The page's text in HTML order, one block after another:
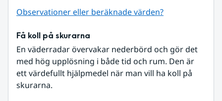
Observationer eller beräknade värden?
Få koll på skurarna
En väderradar övervakar nederbörd och gör det
med hög upplösning i både tid och rum. Den är
ett värdefullt hjälpmedel när man vill ha koll på
skurarna.